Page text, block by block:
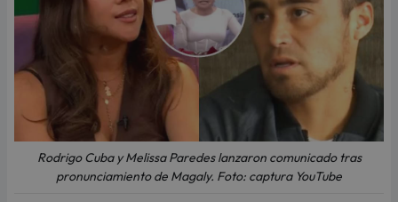
Rodrigo Cuba y Melissa Paredes lanzaron comunicado tras
pronunciamiento de Magaly. Foto: captura YouTube